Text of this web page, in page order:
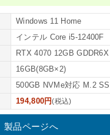
Windows 11 Home
インテル Core i5-12400F
RTX 4070 12GB GDDR6X
16GB(8GB×2)
500GB NVMe対応 M.2
194,800円(税込)
製品ページへ